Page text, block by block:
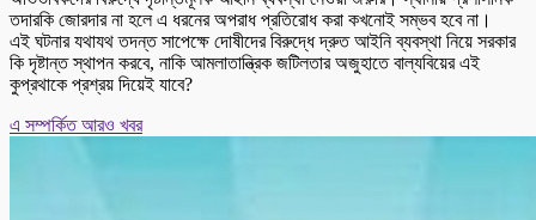
তদারকি জোরদার না হলে এ ধরনের অপরাধ প্রতিরোধ করা কখনোই সম্ভব হবে না।
এই ঘটনার যথাযথ তদন্ত সাপেক্ষে দোষীদের বিরুদ্ধে দ্রুত আইনি ব্যবস্থা নিয়ে সরকার
কি দৃষ্টান্ত স্থাপন করবে, নাকি আমলাতান্ত্রিক জটিলতার অজুহাতে বাল্যবিয়ের এই
কুপ্রথাকে প্রশ্রয় দিয়েই যাবে?
এ সম্পর্কিত আরও খবর